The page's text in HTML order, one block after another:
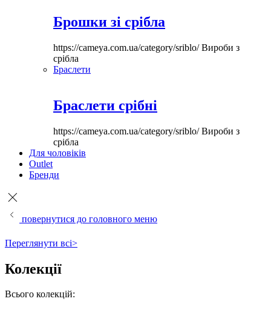
Брошки зі срібла
https://cameya.com.ua/category/sriblo/Вироби з
срібла
Браслети
Браслети срібні
https://cameya.com.ua/category/sriblo/Вироби з
срібла
Для чоловіків
Outlet
Бренди
повернутися до головного меню
Переглянути всі>
Колекції
Всього колекцій: